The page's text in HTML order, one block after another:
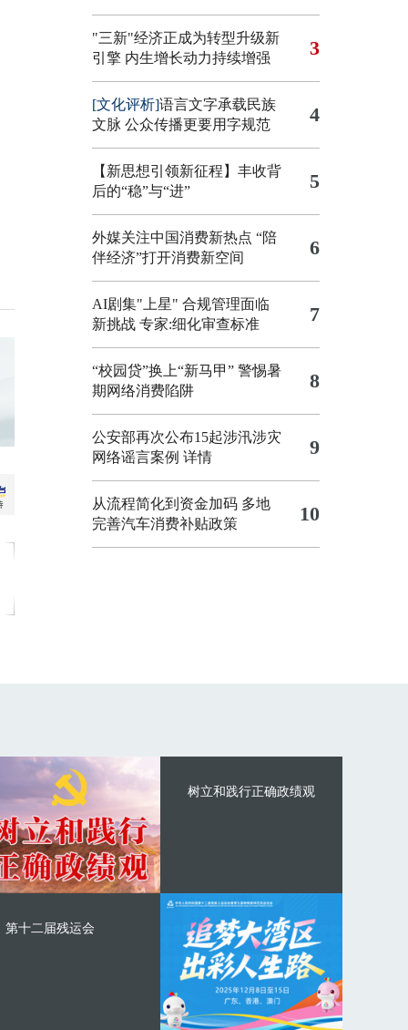
"三新"经济正成为转型升级新
引擎 内生增长动力持续增强 3
[文化评析]语言文字承载民族
文脉 公众传播更要用字规范
4
【新思想引领新征程】丰收背
后的“稳”与“进”
5
外媒关注中国消费新热点 “陪
伴经济”打开消费新空间
6
AI剧集"上星" 合规管理面临
新挑战 专家:细化审查标准
7
“校园贷”换上“新马甲” 警惕暑
期网络消费陷阱
8
公安部再次公布15起涉汛涉灾
网络谣言案例 详情 9
从流程简化到资金加码 多地
完善汽车消费补贴政策
10
树立和践行正确政绩观
第十二届残运会